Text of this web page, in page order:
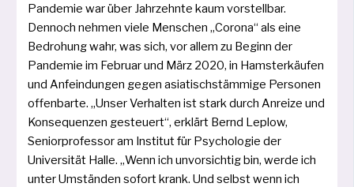
Pandemie war über Jahrzehnte kaum vor­stell­bar.
Dennoch neh­men vie­le Menschen „Corona“ als eine
Bedrohung wahr, was sich, vor allem zu Beginn der
Pandemie im Februar und März 2020, in Hamsterkäufen
und Anfeindungen gegen asia­tisch­stäm­mi­ge Personen
offen­bar­te. „Unser Verhalten ist stark durch Anreize und
Konsequenzen gesteu­ert“, erklärt Bernd Leplow,
Senior­professor am Institut für Psychologie der
Universität Halle. „Wenn ich unvor­sich­tig bin, wer­de ich
unter Umständen sofort krank. Und selbst wenn ich